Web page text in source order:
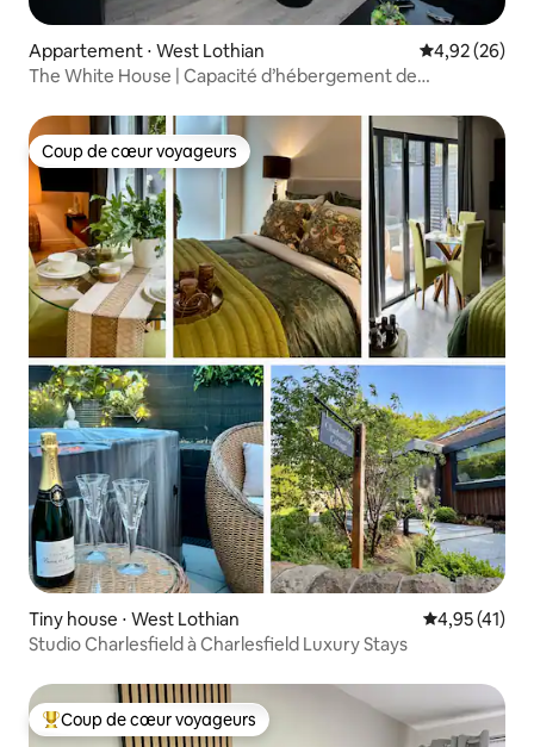
Appartement ⋅ West Lothian Évaluation
4,92 (26)
The White House | Capacité d’hébergement de
Coup de cœur voyageurs
Coup de cœur voyageurs
Tiny house ⋅ West Lothian Évaluation
4,95 (41)
Studio Charlesfield à Charlesfield Luxury Stays
Coups de cœur voyageurs les plus appréciés
Coup de cœur voyageurs